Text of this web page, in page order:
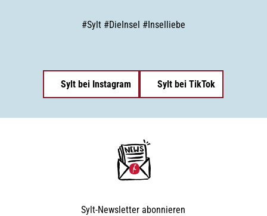
#Sylt #DieInsel #Inselliebe
Sylt bei Instagram Sylt bei TikTok
Sylt-Newsletter abonnieren